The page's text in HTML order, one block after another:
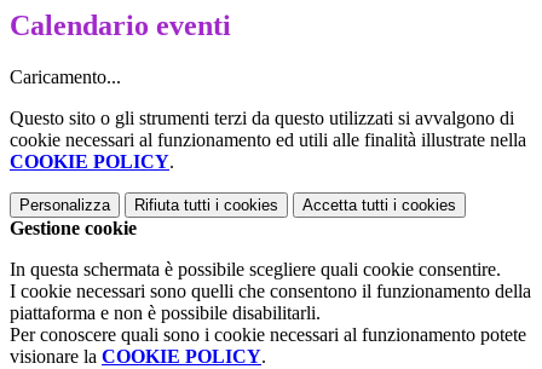
Calendario eventi
Caricamento...
Questo sito o gli strumenti terzi da questo utilizzati si avvalgono di
cookie necessari al funzionamento ed utili alle finalità illustrate nella
COOKIE POLICY.
Personalizza Rifiuta tutti i cookies Accetta tutti i cookies
Gestione cookie
In questa schermata è possibile scegliere quali cookie consentire.
I cookie necessari sono quelli che consentono il funzionamento della
piattaforma e non è possibile disabilitarli.
Per conoscere quali sono i cookie necessari al funzionamento potete
visionare la COOKIE POLICY.